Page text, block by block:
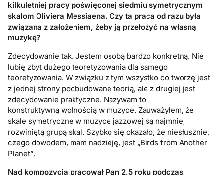
kilkuletniej pracy poświęconej siedmiu symetrycznym
skalom Oliviera Messiaena. Czy ta praca od razu była
związana z założeniem, żeby ją przełożyć na własną
muzykę?
Zdecydowanie tak. Jestem osobą bardzo konkretną. Nie
lubię zbyt dużego teoretyzowania dla samego
teoretyzowania. W związku z tym wszystko co tworzę jest
z jednej strony podbudowane teorią, ale z drugiej jest
zdecydowanie praktyczne. Nazywam to
konstruktywną wolnością w muzyce. Zauważyłem, że
skale symetryczne w muzyce jazzowej są najmniej
rozwiniętą grupą skal. Szybko się okazało, że niesłusznie,
czego dowodem, mam nadzieję, jest „Birds from Another
Planet”.
Nad kompozycją pracował Pan 2,5 roku podczas